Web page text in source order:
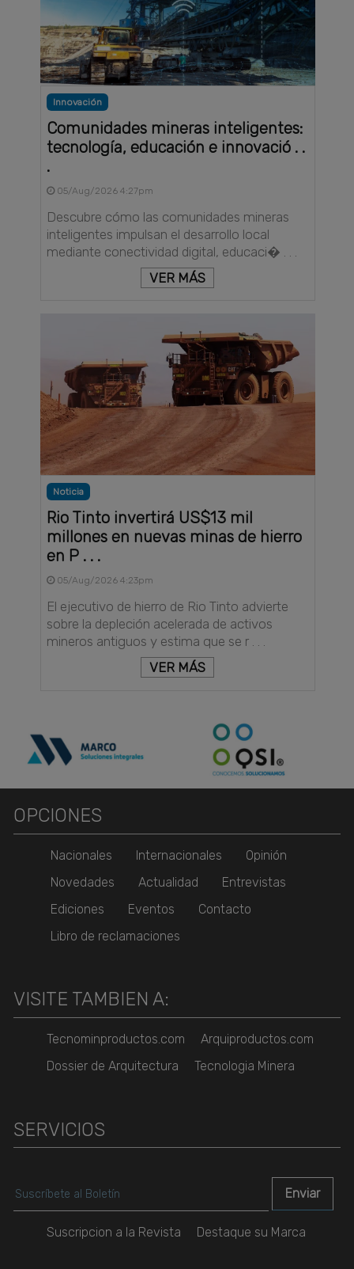
Innovación
Comunidades mineras inteligentes:
tecnología, educación e innovació . .
.
05/Aug/2026 4:27pm
Descubre cómo las comunidades mineras
inteligentes impulsan el desarrollo local
mediante conectividad digital, educaci� . . .
VER MÁS
Noticia
Rio Tinto invertirá US$13 mil
millones en nuevas minas de hierro
en P . . .
05/Aug/2026 4:23pm
El ejecutivo de hierro de Rio Tinto advierte
sobre la depleción acelerada de activos
mineros antiguos y estima que se r . . .
VER MÁS
OPCIONES
Nacionales Internacionales
Opinión
Novedades
Actualidad
Entrevistas
Ediciones
Eventos
Contacto
Libro de reclamaciones
VISITE TAMBIEN A:
Tecnominproductos.com
Arquiproductos.com
Dossier de Arquitectura
Tecnologia Minera
SERVICIOS
Suscripcion a la Revista Destaque su Marca